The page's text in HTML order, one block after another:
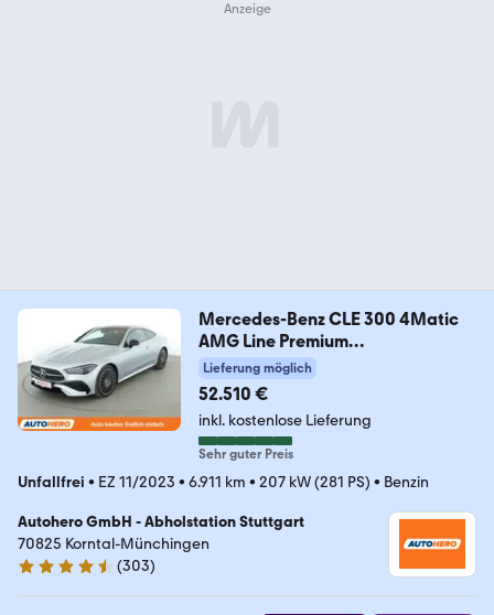
Mercedes-Benz CLE 300 4Matic
AMG Line Premium
Aut.*NAVI*LED*
Lieferung möglich
52.510 €
inkl. kostenlose Lieferung
Sehr guter Preis
Unfallfrei • EZ 11/2023 • 6.911 km • 207 kW (281 PS) • Benzin
Autohero GmbH - Abholstation Stuttgart
70825 Korntal-Münchingen
4.4 Sterne
(303)